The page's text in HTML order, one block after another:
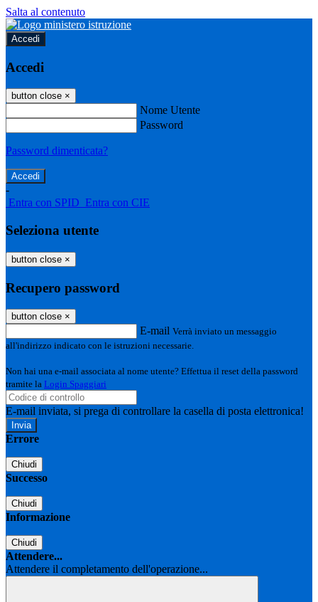
Salta al contenuto
Accedi
Accedi
button close ×
Nome Utente
Password
Password dimenticata?
-
Entra con SPID Entra con CIE
Seleziona utente
button close ×
Recupero password
button close ×
E-mail Verrà inviato un messaggio
all'indirizzo indicato con le istruzioni necessarie.
Non hai una e-mail associata al nome utente? Effettua il reset della password
tramite la Login Spaggiari
E-mail inviata, si prega di controllare la casella di posta elettronica!
Errore
Chiudi
Successo
Chiudi
Informazione
Chiudi
Attendere...
Attendere il completamento dell'operazione...